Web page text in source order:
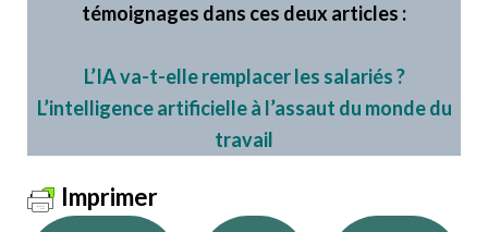
témoignages dans ces deux articles :
L’IA va-t-elle remplacer les salariés ?
L’intelligence artificielle à l’assaut du monde du
travail
Imprimer